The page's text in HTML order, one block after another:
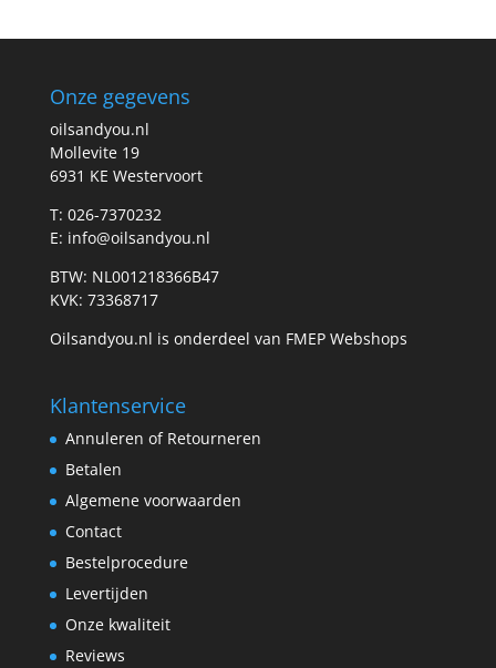
Onze gegevens
oilsandyou.nl
Mollevite 19
6931 KE Westervoort
T: 026-7370232
E: info@oilsandyou.nl
BTW: NL001218366B47
KVK: 73368717
Oilsandyou.nl is onderdeel van FMEP Webshops
Klantenservice
Annuleren of Retourneren
Betalen
Algemene voorwaarden
Contact
Bestelprocedure
Levertijden
Onze kwaliteit
Reviews